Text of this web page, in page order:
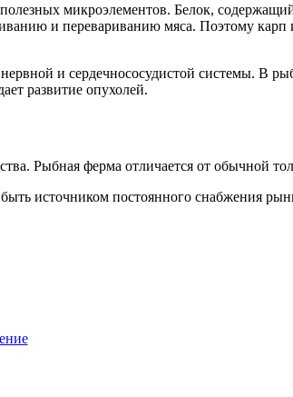
микроэлементов. Белок,
и перевариванию мяса. Поэтому карп
и сердечнососудистой системы. В
развитие опухолей.
Рыбная ферма отличается от обычной
источником постоянного снабжения